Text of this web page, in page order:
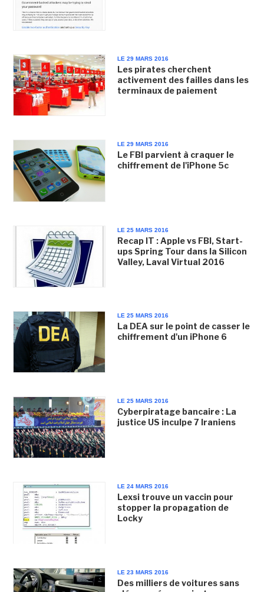
LE 29 MARS 2016
Les pirates cherchent
activement des failles dans les
terminaux de paiement
LE 29 MARS 2016
Le FBI parvient à craquer le
chiffrement de l'iPhone 5c
LE 25 MARS 2016
Recap IT : Apple vs FBI, Start-
ups Spring Tour dans la Silicon
Valley, Laval Virtual 2016
LE 25 MARS 2016
La DEA sur le point de casser le
chiffrement d'un iPhone 6
LE 25 MARS 2016
Cyberpiratage bancaire : La
justice US inculpe 7 Iraniens
LE 24 MARS 2016
Lexsi trouve un vaccin pour
stopper la propagation de
Locky
LE 23 MARS 2016
Des milliers de voitures sans